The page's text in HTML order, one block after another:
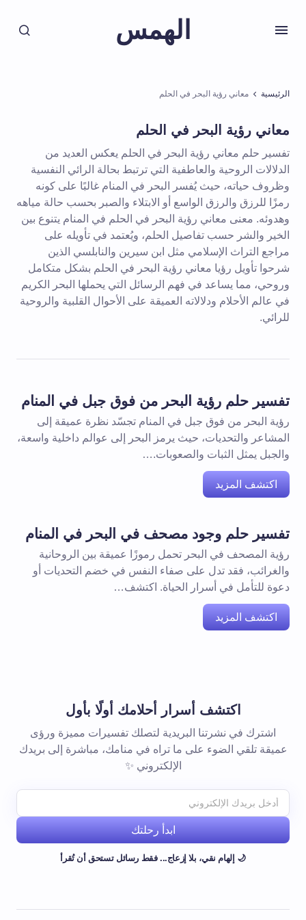
الهمس
الرئيسية معاني رؤية البحر في الحلم
معاني رؤية البحر في الحلم
تفسير حلم معاني رؤية البحر في الحلم يعكس العديد من
الدلالات الروحية والعاطفية التي ترتبط بحالة الرائي النفسية
وظروف حياته، حيث يُفسر البحر في المنام غالبًا على كونه
رمزًا للرزق والرزق الواسع أو الابتلاء والصبر بحسب حالة مياهه
وهدوئه. معنى معاني رؤية البحر في الحلم في المنام يتنوع بين
الخير والشر حسب تفاصيل الحلم، ويُعتمد في تأويله على
مراجع التراث الإسلامي مثل ابن سيرين والنابلسي الذين
شرحوا تأويل رؤيا معاني رؤية البحر في الحلم بشكل متكامل
وروحي، مما يساعد في فهم الرسائل التي يحملها البحر الكريم
في عالم الأحلام ودلالاته العميقة على الأحوال القلبية والروحية
للرائي.
تفسير حلم رؤية البحر من فوق جبل في المنام
رؤية البحر من فوق جبل في المنام تجسّد نظرة عميقة إلى
المشاعر والتحديات، حيث يرمز البحر إلى عوالم داخلية واسعة،
والجبل يمثل الثبات والصعوبات.…
اكتشف المزيد
تفسير حلم وجود مصحف في البحر في المنام
رؤية المصحف في البحر تحمل رموزًا عميقة بين الروحانية
والغرائب، فقد تدل على صفاء النفس في خضم التحديات أو
دعوة للتأمل في أسرار الحياة. اكتشف…
اكتشف المزيد
اكتشف أسرار أحلامك أولًا بأول
اشترك في نشرتنا البريدية لتصلك تفسيرات مميزة ورؤى
عميقة تلقي الضوء على ما تراه في منامك، مباشرة إلى بريدك
الإلكتروني ✨
ابدأ رحلتك
🌙 إلهام نقي، بلا إزعاج... فقط رسائل تستحق أن تُقرأ